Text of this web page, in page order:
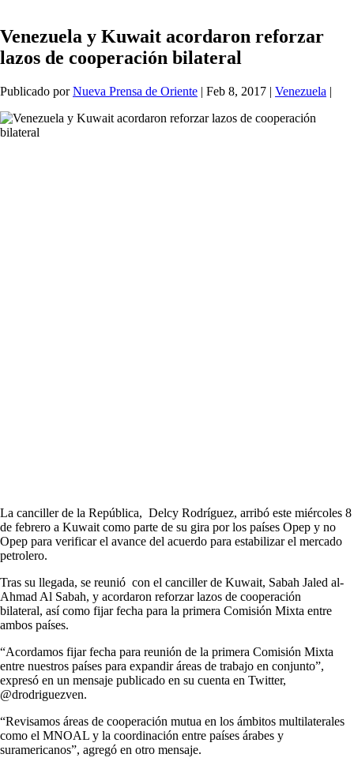
Venezuela y Kuwait acordaron reforzar
lazos de cooperación bilateral
Publicado porNueva Prensa de Oriente | Feb 8, 2017 | Venezuela |
La canciller de la República, Delcy Rodríguez, arribó este miércoles 8
de febrero a Kuwait como parte de su gira por los países Opep y no
Opep para verificar el avance del acuerdo para estabilizar el mercado
petrolero.
Tras su llegada, se reunió con el canciller de Kuwait, Sabah Jaled al-
Ahmad Al Sabah, y acordaron reforzar lazos de cooperación
bilateral, así como fijar fecha para la primera Comisión Mixta entre
ambos países.
“Acordamos fijar fecha para reunión de la primera Comisión Mixta
entre nuestros países para expandir áreas de trabajo en conjunto”,
expresó en un mensaje publicado en su cuenta en Twitter,
@drodriguezven.
“Revisamos áreas de cooperación mutua en los ámbitos multilaterales
como el MNOAL y la coordinación entre países árabes y
suramericanos”, agregó en otro mensaje.